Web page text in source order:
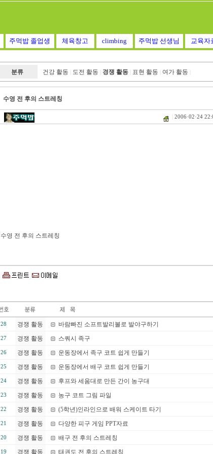
주먹밥 졸업생 체육창고 climbing 주먹밥 선생님 교육자
분류 건강 활동 도전 활동 경쟁 활동 표현 활동 여가 활동
수영 전 후의 스트레칭
2006·02·24
수영 전 후의 스트레칭
28 경쟁 활동 바람빠진 소프트발리볼로 발야구하기
27 경쟁 활동 스쿼시 족구
26 경쟁 활동 운동장에서 족구 코트 쉽게 만들기
25 경쟁 활동 운동장에서 배구 코트 쉽게 만들기
24 경쟁 활동 후프와 세움대로 만든 간이 농구대
23 경쟁 활동 농구 코트 그림 파일
22 경쟁 활동 (5학년)인라인으로 배워 스케이트 타기
21 경쟁 활동 다양한 피구 게임 PPT자료
20 경쟁 활동 배구 전 후의 스트레칭
19 경쟁 활동 태권도 전 후의 스트레칭